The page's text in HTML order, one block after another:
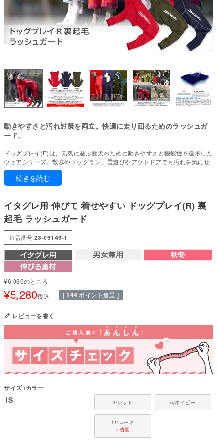
動きやすさと汚れ対策を両立。快適に走り回るためのラッシュガ
ード。
ドッグプレイ(R)は、元気に遊ぶ愛犬のために動きやすさと機能性を追求した
ウェアシリーズ。散歩やドッグラン、雪遊びやアウトドアでも汚れを気にせ
ず思いきり楽しめます。
お手入れも簡単で、毎日のケアがぐっとラクに。
驚くほど伸縮性が高く、体にやさしく寄り添います。締めつけ感がなく快適
な着心地で、動きやすさも十分に保っています。
KARUISH素材とは
熱を閉じ込めて保温し、滑らかな肌触りを実現した軽量で肉厚な保温ニット
素材です。
寒い日のお散歩時に、防寒着との重ね着にもおススメです。
東レが開発した「KARUISH」は、耐摩耗性に優れたフィラメントと起毛糸
これにより、従来のスパン素材や起毛素材より、格段に耐摩耗性が向上しま
した。
さらに、2層構造にすることで素材のボリューム感も増し、優れた保温性と
●本体：KARUISHI(ナイロン58%ポリエステル37%・ポリウレタン5%)
●日本製：MADE IN JAPAN
●伸縮性(5段階)：5
●厚さ(5段階)：3
●お洗濯について：手洗い又は、洗濯ネットを使用。アイロンは、当て布を
して中温。 ファスナー・ボタン・面テープがある商品は、しっかり止めた状
国内の縫製工場と連携して、一つひとつ丁寧に仕上げています。心地よい着
弊社のラッシュガードは、浅瀬での川遊びや雪遊び・雨上がりの泥はね防止
など、日常使いを想定して企画・制作しております。 ただし、水泳のように
続きを読む
イタグレ用 伸びて 着せやすい ドッグプレイ(R) 裏
起毛 ラッシュガード
商品番号 23-09149-1
¥6,930のところ
¥5,280税込 [ 144 ポイント進呈 ]
レビューを書く
サイズ カラー
IS 3/レッド 5/ネイビー
11/カーキ
× 売切